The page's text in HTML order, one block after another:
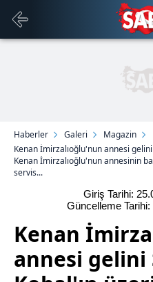
Haberler Galeri
Magazin
Kenan İmirzalıoğlu'nun annesi
Kenan İmirzalıoğlu'nun annesinin
servis...
Giriş Tarihi:
Güncelleme
Kenan
annesi gelini